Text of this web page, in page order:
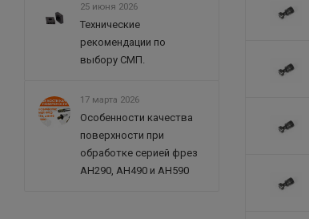
25 июня 2026
Технические
рекомендации по
выбору СМП.
17 марта 2026
Особенности качества
поверхности при
обработке серией фрез
AH290, AH490 и AH590